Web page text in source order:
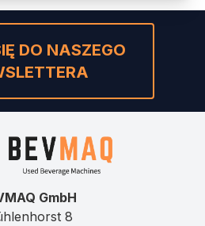
DO NASZEGO
GmbH
8